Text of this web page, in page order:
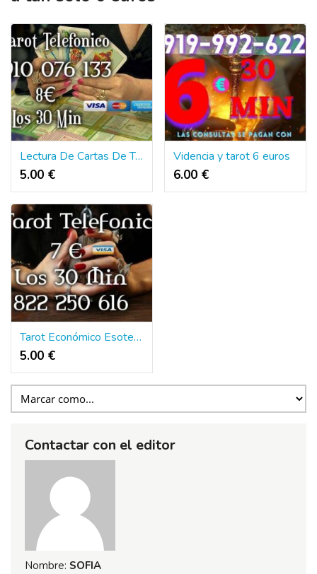
Lectura De Cartas De Tarot En Linea
5.00 €
Videncia y tarot 6 euros
6.00 €
Tarot Económico Esoterico | Tarot 806 Barato
5.00 €
Contactar con el editor
Nombre: SOFIA